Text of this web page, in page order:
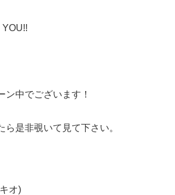
ン中でございます！
ら是非覗いて見て下さい。
オ)